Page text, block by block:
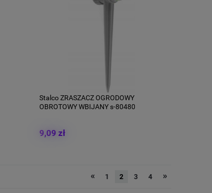
Stalco ZRASZACZ OGRODOWY
OBROTOWY WBIJANY s-80480
9,09 zł
« 1 2 3 4 »